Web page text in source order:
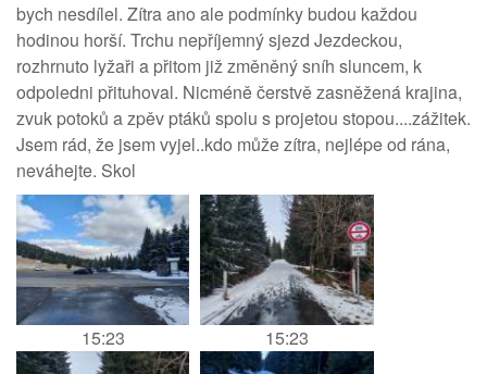
bych nesdílel. Zítra ano ale podmínky budou každou
hodinou horší. Trchu nepříjemný sjezd Jezdeckou,
rozhrnuto lyžaři a přitom již změněný sníh sluncem, k
odpoledni přituhoval. Nicméně čerstvě zasněžená krajina,
zvuk potoků a zpěv ptáků spolu s projetou stopou....zážitek.
Jsem rád, že jsem vyjel..kdo může zítra, nejlépe od rána,
neváhejte. Skol
15:23 15:23